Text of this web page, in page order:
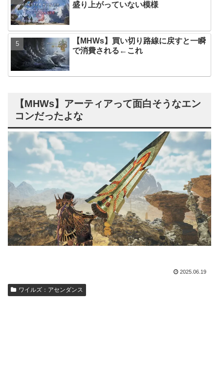
盛り上がっていない模様
【MHWs】買い切り路線に戻すと一瞬
で消費される←これ
【MHWs】アーティアって面白そうなエン
コンだったよな
2025.06.19
ワイルズ：アセンダンス